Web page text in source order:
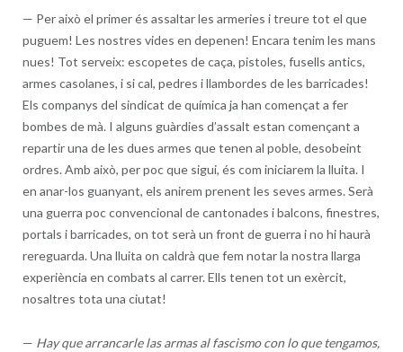
— Per això el primer és assaltar les armeries i treure tot el que
puguem! Les nostres vides en depenen! Encara tenim les mans
nues! Tot serveix: escopetes de caça, pistoles, fusells antics,
armes casolanes, i si cal, pedres i llambordes de les barricades!
Els companys del sindicat de química ja han començat a fer
bombes de mà. I alguns guàrdies d’assalt estan començant a
repartir una de les dues armes que tenen al poble, desobeint
ordres. Amb això, per poc que sigui, és com iniciarem la lluita. I
en anar-los guanyant, els anirem prenent les seves armes. Serà
una guerra poc convencional de cantonades i balcons, finestres,
portals i barricades, on tot serà un front de guerra i no hi haurà
rereguarda. Una lluita on caldrà que fem notar la nostra llarga
experiència en combats al carrer. Ells tenen tot un exèrcit,
nosaltres tota una ciutat!
— Hay que arrancarle las armas al fascismo con lo que tengamos,